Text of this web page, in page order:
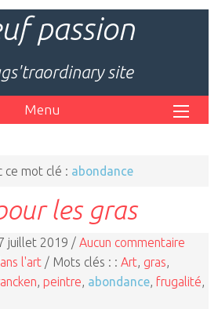
passion
site
Menu
ce mot clé : abondance
les gras
juillet 2019 / Aucun commentaire
l'art / Mots clés : : Art gras
peintre abondance frugalité